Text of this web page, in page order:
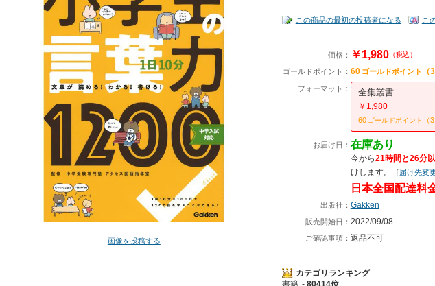
画像を投稿する
この商品の最初の投稿者になる こ
価格： ￥1,980（税込）
ゴールドポイント： 60 ゴールドポイント （
フォーマット： 全集叢書
￥1,980
60 ゴールドポイント （
お届け日： 在庫あり
今から21時間と26分
けします。
［届け先変
日本全国配達料
出版社： Gakken
販売開始日： 2022/09/08
ご確認事項： 返品不可
カテゴリランキング
書籍
80414位